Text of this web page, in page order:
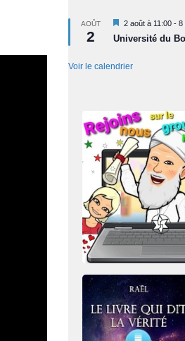
AOÛT
2
Mis
en
avant
2 août à 11:00 - 8
Université du
Voir le calendrier